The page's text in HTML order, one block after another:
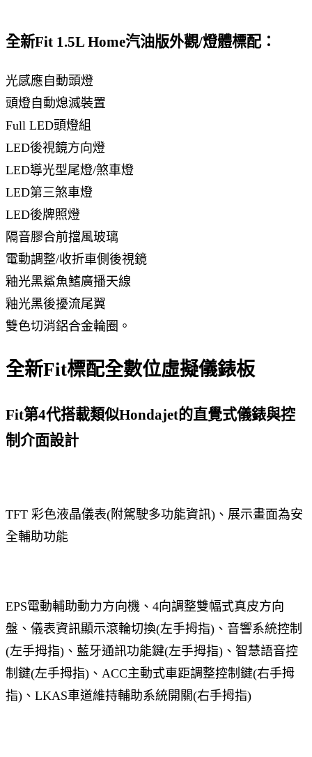
全新Fit 1.5L Home汽油版外觀/燈體標配：
光感應自動頭燈
頭燈自動熄滅裝置
Full LED頭燈組
LED後視鏡方向燈
LED導光型尾燈/煞車燈
LED第三煞車燈
LED後牌照燈
隔音膠合前擋風玻璃
電動調整/收折車側後視鏡
釉光黑鯊魚鰭廣播天線
釉光黑後擾流尾翼
雙色切消鋁合金輪圈。
全新Fit標配全數位虛擬儀錶板
Fit第4代搭載類似Hondajet的直覺式儀錶與控
制介面設計
TFT 彩色液晶儀表(附駕駛多功能資訊)、展示畫面為安
全輔助功能
EPS電動輔助動力方向機、4向調整雙幅式真皮方向
盤、儀表資訊顯示滾輪切換(左手拇指)、音響系統控制
(左手拇指)、藍牙通訊功能鍵(左手拇指)、智慧語音控
制鍵(左手拇指)、ACC主動式車距調整控制鍵(右手拇
指)、LKAS車道維持輔助系統開關(右手拇指)